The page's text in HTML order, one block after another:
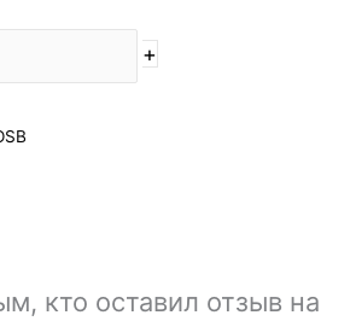
+
кто оставил отзыв на